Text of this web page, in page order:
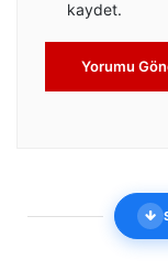
kaydet.
Yorumu